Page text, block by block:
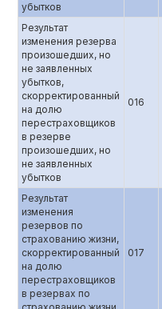
убытков
Результат
изменения резерва
произошедших, но
не заявленных
убытков,
скорректированный
на долю
перестраховщиков
в резерве
произошедших, но
не заявленных
убытков
016
Результат
изменения
резервов по
страхованию жизни,
скорректированный
на долю
перестраховщиков
в резервах по
017